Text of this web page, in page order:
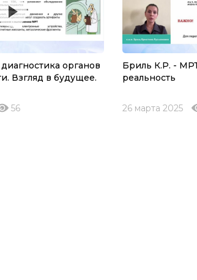
органов
Взгляд в будущее.
56
Бриль К.Р. -
реальность
26 марта 2025